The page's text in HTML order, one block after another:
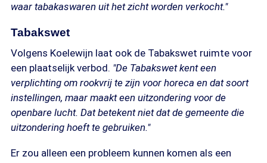
waar tabakaswaren uit het zicht worden verkocht."
Tabakswet
Volgens Koelewijn laat ook de Tabakswet ruimte voor
een plaatselijk verbod. "De Tabakswet kent een
verplichting om rookvrij te zijn voor horeca en dat soort
instellingen, maar maakt een uitzondering voor de
openbare lucht. Dat betekent niet dat de gemeente die
uitzondering hoeft te gebruiken."
Er zou alleen een probleem kunnen komen als een